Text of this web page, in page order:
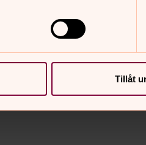
Tillåt